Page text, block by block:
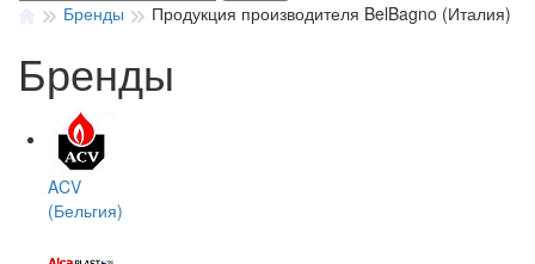
Бренды
Продукция производителя BelBagno (Италия)
Бренды
ACV
(Бельгия)